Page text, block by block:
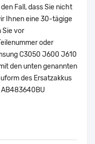
Fall, dass Sie nicht
Ihnen eine 30-tägige
Sie vor
oder
C3050 J600 J610
den unten genannten
des Ersatzakkus